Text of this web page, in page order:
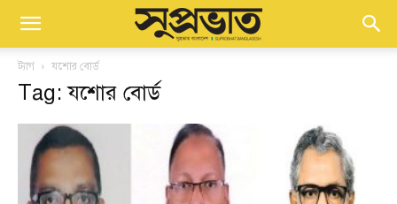
ট্যাগ যশোর বোর্ড
Tag: যশোর বোর্ড